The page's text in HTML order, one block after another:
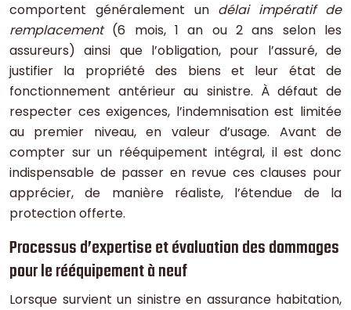
comportent généralement un délai impératif de
remplacement(6 mois, 1 an ou 2 ans selon les
assureurs) ainsi que l’obligation, pour l’assuré, de
justifier la propriété des biens et leur état de
fonctionnement antérieur au sinistre. À défaut de
respecter ces exigences, l’indemnisation est limitée
au premier niveau, en valeur d’usage. Avant de
compter sur un rééquipement intégral, il est donc
indispensable de passer en revue ces clauses pour
apprécier, de manière réaliste, l’étendue de la
protection offerte.
Processus d’expertise et évaluation des dommages
pour le rééquipement à neuf
Lorsque survient un sinistre en assurance habitation,